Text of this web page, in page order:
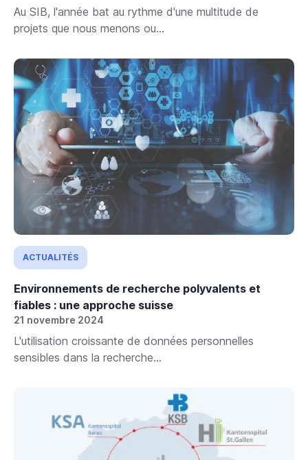
Au SIB, l'année bat au rythme d'une multitude de
projets que nous menons ou...
ACTUALITÉS
Environnements de recherche polyvalents et
fiables : une approche suisse
21 novembre 2024
L'utilisation croissante de données personnelles
sensibles dans la recherche...